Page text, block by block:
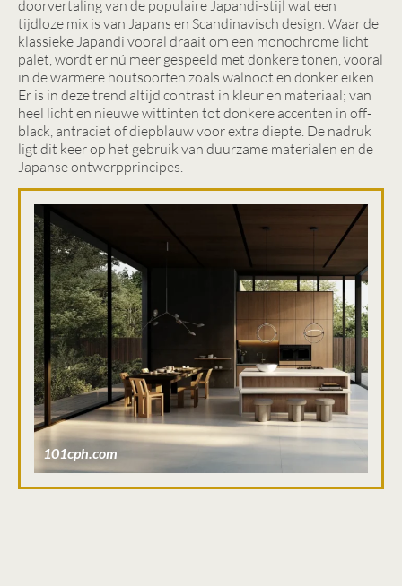
101cph.com
doorvertaling van de populaire Japandi-stijl wat een
tijdloze mix is van Japans en Scandinavisch design. Waar de
klassieke Japandi vooral draait om een monochrome licht
palet, wordt er nú meer gespeeld met donkere tonen, vooral
in de warmere houtsoorten zoals walnoot en donker eiken.
Er is in deze trend altijd contrast in kleur en materiaal; van
heel licht en nieuwe wittinten tot donkere accenten in off-
black, antraciet of diepblauw voor extra diepte. De nadruk
ligt dit keer op het gebruik van duurzame materialen en de
Japanse ontwerpprincipes.